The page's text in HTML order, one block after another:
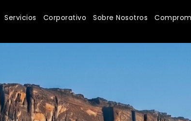
Servicios Corporativo Sobre Nosotros